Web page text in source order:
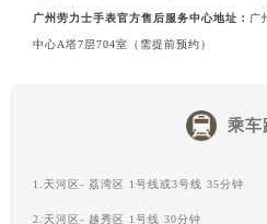
广州劳力士手表官方售后服务中心地址： 广
中心A塔7层704室（需提前预约）
乘车
1.天河区- 荔湾区 1号线或3号线 35分钟
2.天河区- 越秀区 1号线 30分钟